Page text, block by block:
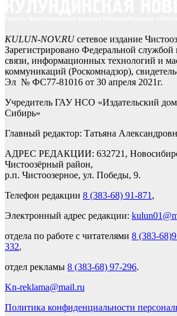
KULUN-NOV.RUсетевое издание
Зарегистрировано Федеральной службой
связи, информационных технологий и
коммуникаций (Роскомнадзор),
Эл № ФС77-81016 от 30 апреля 2021г.
Учредитель ГАУ НСО «Издательский дом
Сибирь»
Главный редактор: Татьяна
АДРЕС РЕДАКЦИИ: 632721,
Чистоозёрный район,
р.п. Чистоозерное, ул. Победы, 9.
Телефон редакции 8 (383-68) 91-871 ,
Электронный адрес редакции:
отдела по работе с читателями 8 (383-
332,
отдел рекламы 8 (383-68) 97-296.
Kn-reklama@mail.ru
Политика конфиденциальности